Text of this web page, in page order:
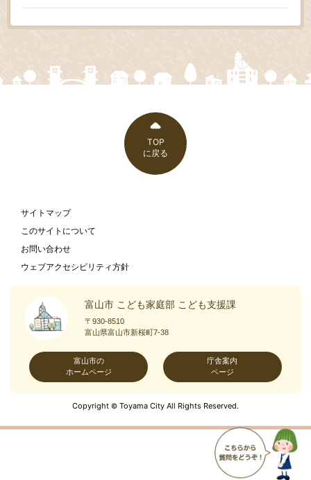
TOP
に戻る
サイトマップ
このサイトについて
お問い合わせ
ウェブアクセシビリティ方針
富山市 こども家庭部 こども支援課
〒930-8510
富山県富山市新桜町7-38
富山市の
ホームページ
庁舎案内
ページ
Copyright © Toyama City All Rights Reserved.